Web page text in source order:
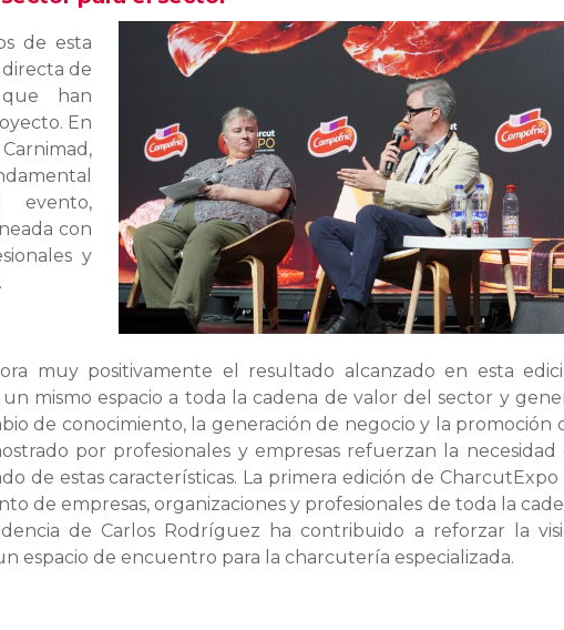
de esta
de
que han
En
evento,
con
y
muy positivamente el resultado alcanzado en esta
mismo espacio a toda la cadena de valor del sector y
de conocimiento, la generación de negocio y la promoción
por profesionales y empresas refuerzan la necesidad
de estas características. La primera edición de CharcutExpo
de empresas, organizaciones y profesionales de toda la
de Carlos Rodríguez ha contribuido a reforzar la
espacio de encuentro para la charcutería especializada.